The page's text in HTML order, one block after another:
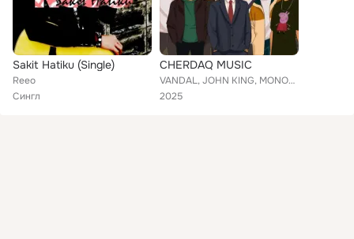
Sakit Hatiku (Single)
Reeo
Сингл
CHERDAQ MUSIC
VANDAL, JOHN KING, MONOGROME, MAFINZOL, Chinzanu, Reeo
2025